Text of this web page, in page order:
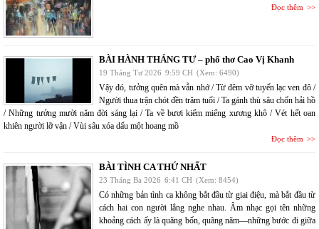
Đọc thêm
BÀI HÀNH THÁNG TƯ – phổ thơ Cao Vị Khanh
19 Tháng Tư 2026 9:59 CH (Xem: 6490)
Vậy đó, tưởng quên mà vẫn nhớ / Từ đêm vỡ tuyến lạc ven đô /
Người thua trận chót đền trăm tuổi / Ta gánh thù sâu chốn hải hồ
/ Những tưởng mười năm đời sáng lại / Ta về bươi kiếm miểng xương khô / Vét hết oan
khiên người lỡ vận / Vùi sâu xóa dấu một hoang mồ
Đọc thêm
BÀI TÌNH CA THỨ NHẤT
23 Tháng Ba 2026 6:41 CH (Xem: 8454)
Có những bản tình ca không bắt đầu từ giai điệu, mà bắt đầu từ
cách hai con người lắng nghe nhau. Âm nhạc gọi tên những
khoảng cách ấy là quãng bốn, quãng năm—những bước đi giữa